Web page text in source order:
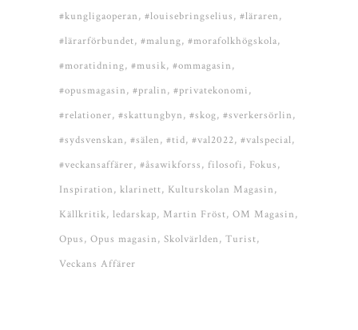
#kungligaoperan #louisebringselius #läraren
#lärarförbundet #malung #morafolkhögskola
#moratidning #musik #ommagasin
#opusmagasin #pralin #privatekonomi
#relationer #skattungbyn #skog #sverkersörlin
#sydsvenskan #sälen #tid #val2022 #valspecial
#veckansaffärer #åsawikforss filosofi
Fokus
Inspiration klarinett Kulturskolan Magasin
Källkritik ledarskap Martin Fröst OM Magasin
Opus Opus magasin Skolvärlden Turist
Veckans Affärer